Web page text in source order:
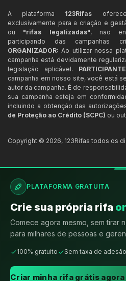
A plataforma 123Rifas
exclusivamente para a criação e
ou "rifas legalizadas", não
participando das campanhas
ORGANIZADOR: Ao utilizar nossa
campanha está devidamente
legislação aplicável.
campanha em nosso site, você está
autor da campanha. É de
sua campanha esteja em
incluindo a obtenção das
de Proteção ao Crédito (SCPC) ou
Copyright © 2026, 123Rifas todos os
PLATAFORMA GRATUITA
Crie sua própria rifa
Comece agora mesmo, sem tirar
para milhares de pessoas e
100% gratuito Sem taxa de adesão
Criar minha rifa grátis agora